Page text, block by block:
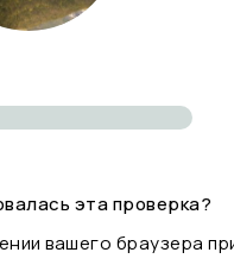
эта проверка?
вашего браузера